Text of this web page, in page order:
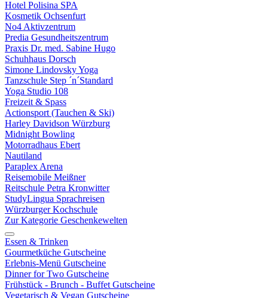
Hotel Polisina SPA
Kosmetik Ochsenfurt
No4 Aktivzentrum
Predia Gesundheitszentrum
Praxis Dr. med. Sabine Hugo
Schuhhaus Dorsch
Simone Lindovsky Yoga
Tanzschule Step ´n´Standard
Yoga Studio 108
Freizeit & Spass
Actionsport (Tauchen & Ski)
Harley Davidson Würzburg
Midnight Bowling
Motorradhaus Ebert
Nautiland
Paraplex Arena
Reisemobile Meißner
Reitschule Petra Kronwitter
StudyLingua Sprachreisen
Würzburger Kochschule
Zur Kategorie Geschenkewelten
Essen & Trinken
Gourmetküche Gutscheine
Erlebnis-Menü Gutscheine
Dinner for Two Gutscheine
Frühstück - Brunch - Buffet Gutscheine
Vegetarisch & Vegan Gutscheine